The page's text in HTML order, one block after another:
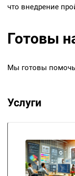
что внедрение
Готовы
Мы готовы помочь
Услуги